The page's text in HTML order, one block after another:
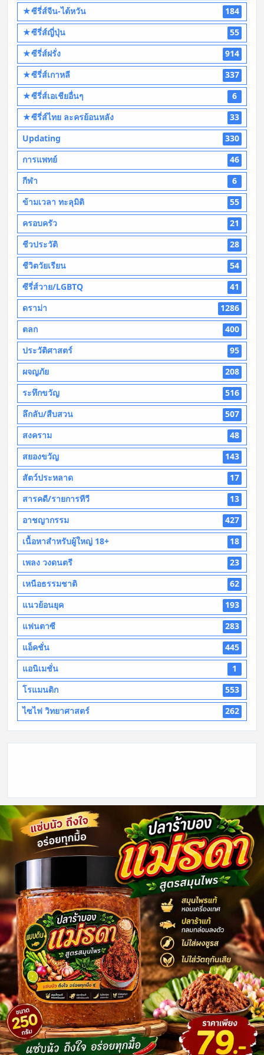
★ซีรี่ส์จีน-ไต้หวัน
184
★ซีรี่ส์ญี่ปุ่น
55
★ซีรี่ส์ฝรั่ง
914
★ซีรี่ส์เกาหลี
337
★ซีรี่ส์เอเชียอื่นๆ
6
★ซีรี่ส์ไทย ละครย้อนหลัง
33
Updating
330
การแพทย์
46
กีฬา
6
ข้ามเวลา ทะลุมิติ
55
ครอบครัว
21
ชีวประวัติ
28
ชีวิตวัยเรียน
54
ซีรี่ส์วาย/LGBTQ
41
ดราม่า
1286
ตลก
400
ประวัติศาสตร์
95
ผจญภัย
208
ระทึกขวัญ
516
ลึกลับ/สืบสวน
507
สงคราม
48
สยองขวัญ
143
สัตว์ประหลาด
17
สารคดี/รายการทีวี
13
อาชญากรรม
427
เนื้อหาสำหรับผู้ใหญ่ 18+
18
เพลง วงดนตรี
23
เหนือธรรมชาติ
62
แนวย้อนยุค
193
แฟนตาซี
283
แอ็คชั่น
445
แอนิเมชั่น
1
โรแมนติก
553
ไซไฟ วิทยาศาสตร์
262